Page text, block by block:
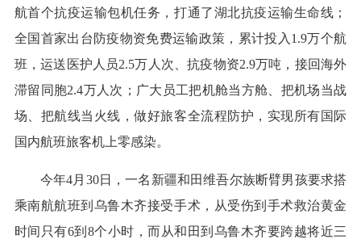
航首个抗疫运输包机任务，打通了湖北抗疫运输生命线；
全国首家出台防疫物资免费运输政策，累计投入1.9万个航
班，运送医护人员2.5万人次、抗疫物资2.9万吨，接回海外
滞留同胞2.4万人次；广大员工把机舱当方舱、把机场当战
场、把航线当火线，做好旅客全流程防护，实现所有国际
国内航班旅客机上零感染。
今年4月30日，一名新疆和田维吾尔族断臂男孩要求搭
乘南航航班到乌鲁木齐接受手术，从受伤到手术救治黄金
时间只有6到8个小时，而从和田到乌鲁木齐要跨越将近三